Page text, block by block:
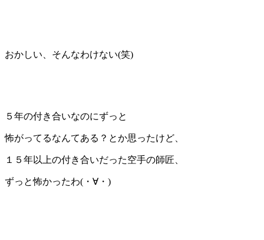
おかしい、そんなわけない(笑)
５年の付き合いなのにずっと
怖がってるなんてある？とか思ったけど、
１５年以上の付き合いだった空手の師匠、
ずっと怖かったわ(・∀・)